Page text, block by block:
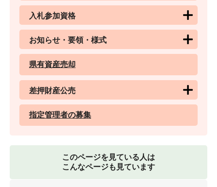
入札参加資格
お知らせ・要領・様式
県有資産売却
差押財産公売
指定管理者の募集
このページを見ている人は
こんなページも見ています